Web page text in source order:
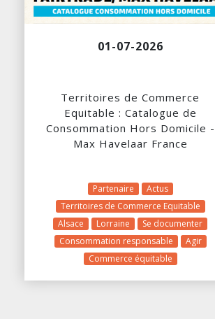
01-07-2026
Territoires de Commerce
Equitable : Catalogue de
Consommation Hors Domicile -
Max Havelaar France
Partenaire
Actus
Territoires de Commerce Equitable
Alsace
Lorraine
Se documenter
Consommation responsable
Agir
Commerce équitable